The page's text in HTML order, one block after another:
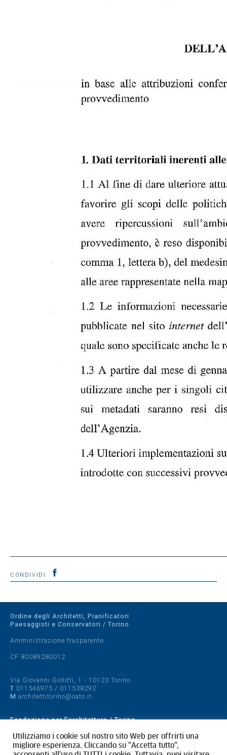
CONDIVIDI
Ordine degli Architetti, Pianificatori
Paesaggisti e Conservatori / Torino
Amministrazione trasparente
CF 80089280012
Via Giovanni Giolitti, 1 - 10123 Torino
T 011546975 / 011538292
M architettitorino@oato.it
Fondazione per l'architettura / Torino
Designed by quattrolinee.it
Utilizziamo i cookie sul nostro sito Web per offrirti una
migliore esperienza. Cliccando su "Accetta tutto",